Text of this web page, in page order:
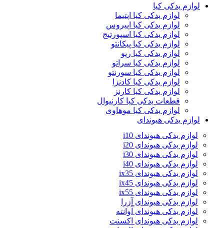
لوازم یدکی کیا
لوازم یدکی کیا اپتیما
لوازم یدکی کیا اپیروس
لوازم یدکی کیا اسپورتیج
لوازم یدکی کیا پیکانتو
لوازم یدکی کیا ریو
لوازم یدکی کیا سراتو
لوازم یدکی کیا سورنتو
لوازم یدکی کیا کادنزا
لوازم یدکی کیا کارنز
قطعات یدکی کیا کارنیوال
لوازم یدکی کیا موهاوی
لوازم یدکی هیوندای
لوازم یدکی هیوندای i10
لوازم یدکی هیوندای i20
لوازم یدکی هیوندای i30
لوازم یدکی هیوندای i40
لوازم یدکی هیوندای ix35
لوازم یدکی هیوندای ix45
لوازم یدکی هیوندای ix55
لوازم یدکی هیوندای آزرا
لوازم یدکی هیوندای آوانته
لوازم یدکی هیوندای اکسنت